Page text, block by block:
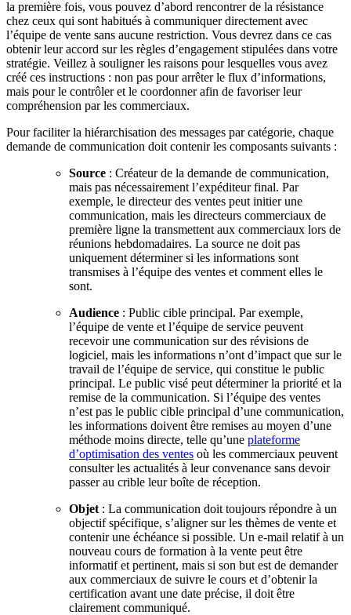
la première fois, vous pouvez d’abord rencontrer de la résistance
chez ceux qui sont habitués à communiquer directement avec
l’équipe de vente sans aucune restriction. Vous devrez dans ce cas
obtenir leur accord sur les règles d’engagement stipulées dans votre
stratégie. Veillez à souligner les raisons pour lesquelles vous avez
créé ces instructions : non pas pour arrêter le flux d’informations,
mais pour le contrôler et le coordonner afin de favoriser leur
compréhension par les commerciaux.
Pour faciliter la hiérarchisation des messages par catégorie, chaque
demande de communication doit contenir les composants suivants :
Source : Créateur de la demande de communication,
mais pas nécessairement l’expéditeur final. Par
exemple, le directeur des ventes peut initier une
communication, mais les directeurs commerciaux de
première ligne la transmettent aux commerciaux lors de
réunions hebdomadaires. La source ne doit pas
uniquement déterminer si les informations sont
transmises à l’équipe des ventes et comment elles le
sont.
Audience : Public cible principal. Par exemple,
l’équipe de vente et l’équipe de service peuvent
recevoir une communication sur des révisions de
logiciel, mais les informations n’ont d’impact que sur le
travail de l’équipe de service, qui constitue le public
principal. Le public visé peut déterminer la priorité et la
remise de la communication. Si l’équipe des ventes
n’est pas le public cible principal d’une communication,
les informations doivent être remises au moyen d’une
méthode moins directe, telle qu’une plateforme
d’optimisation des ventes où les commerciaux peuvent
consulter les actualités à leur convenance sans devoir
passer au crible leur boîte de réception.
Objet : La communication doit toujours répondre à un
objectif spécifique, s’aligner sur les thèmes de vente et
contenir une échéance si possible. Un e-mail relatif à un
nouveau cours de formation à la vente peut être
informatif et pertinent, mais si son but est de demander
aux commerciaux de suivre le cours et d’obtenir la
certification avant une date précise, il doit être
clairement communiqué.